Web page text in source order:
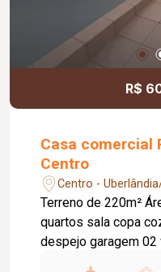
R$
Casa comercial
Centro
Centro -
Terreno de 220m²
quartos sala copa
despejo garagem